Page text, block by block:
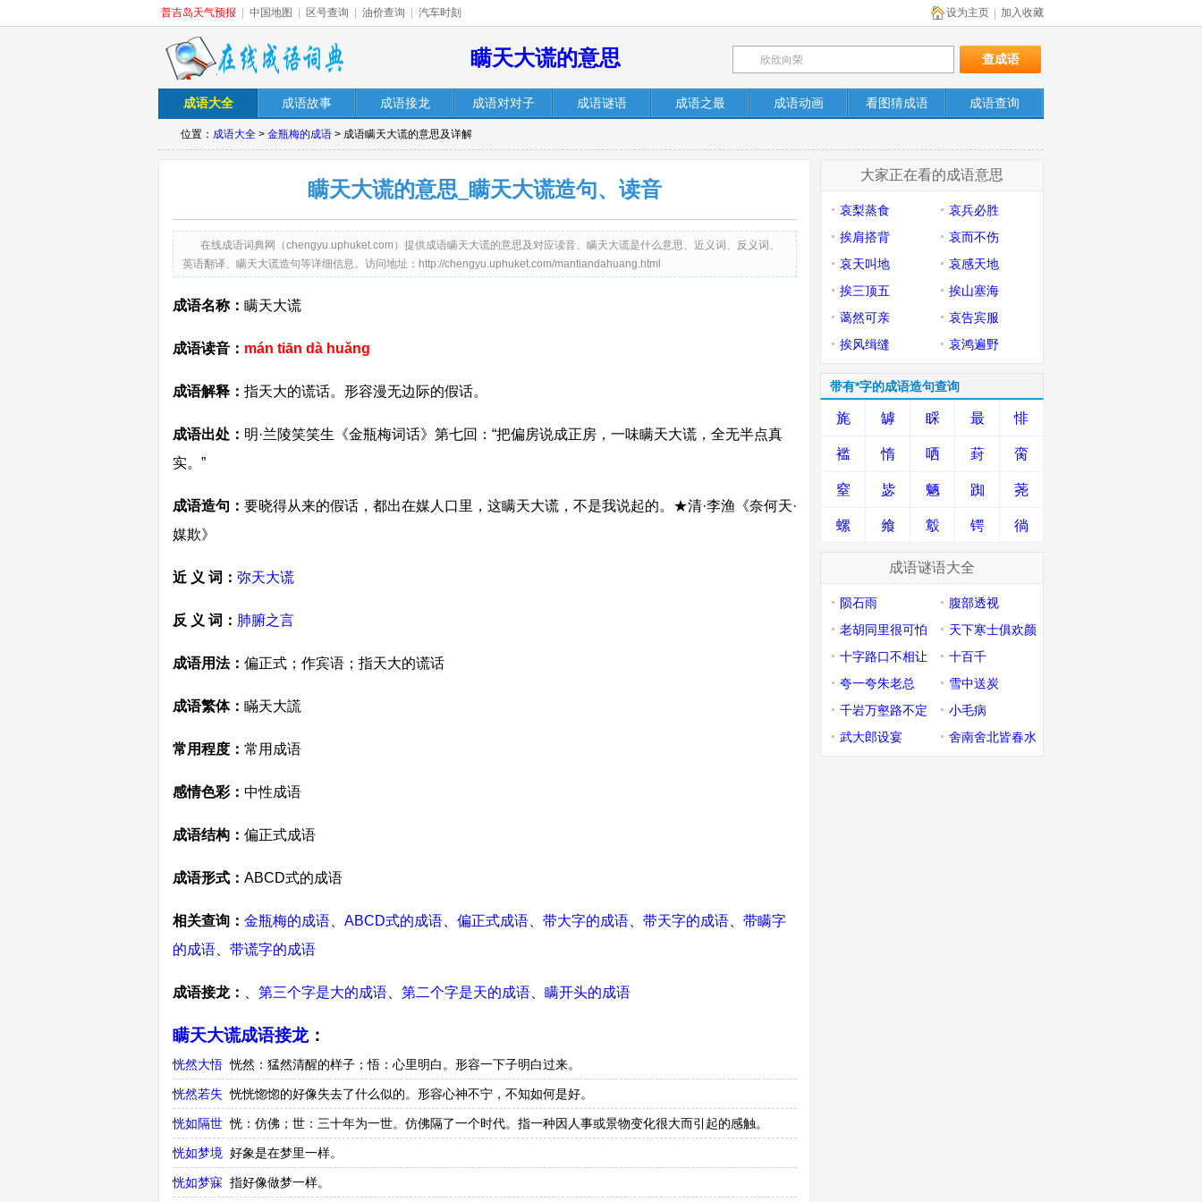
普吉岛天气预报 中国地图 区号查询 油价查询 汽车时刻 加入收藏
设为主页
瞒天大谎的意思
成语大全 成语故事 成语接龙 成语对对子 成语谜语 成语之最 成语动画 看图猜成语 成语查询
位置： 成语大全 > 金瓶梅的成语 > 成语瞒天大谎的意思及详解
瞒天大谎的意思_瞒天大谎造句、读音
在线成语词典网（chengyu.uphuket.com）提供成语瞒天大谎的意思及对应读音、瞒天大谎是什么意思、近义词、反义词、
英语翻译、瞒天大谎造句等详细信息。访问地址：http://chengyu.uphuket.com/mantiandahuang.html
成语名称： 瞒天大谎
成语读音： mán tiān dà huǎng
成语解释： 指天大的谎话。形容漫无边际的假话。
成语出处： 明·兰陵笑笑生《金瓶梅词话》第七回：“把偏房说成正房，一味瞒天大谎，全无半点真
实。”
成语造句： 要晓得从来的假话，都出在媒人口里，这瞒天大谎，不是我说起的。★清·李渔《奈何天·
媒欺》
近 义 词： 弥天大谎
反 义 词： 肺腑之言
成语用法： 偏正式；作宾语；指天大的谎话
成语繁体： 瞞天大謊
常用程度： 常用成语
感情色彩： 中性成语
成语结构： 偏正式成语
成语形式： ABCD式的成语
相关查询： 金瓶梅的成语 ABCD式的成语 偏正式成语 带大字的成语 带天字的成语
带瞒字
的成语
带谎字的成语
成语接龙： 第三个字是大的成语 第二个字是天的成语 瞒开头的成语
瞒天大谎成语接龙：
恍然大悟 恍然：猛然清醒的样子；悟：心里明白。形容一下子明白过来。
恍然若失 恍恍惚惚的好像失去了什么似的。形容心神不宁，不知如何是好。
恍如隔世 恍：仿佛；世：三十年为一世。仿佛隔了一个时代。指一种因人事或景物变化很大而引起的感触。
恍如梦境 好象是在梦里一样。
恍如梦寐 指好像做梦一样。
大家正在看的成语意思
哀梨蒸食
哀兵必胜
挨肩搭背
哀而不伤
哀天叫地
哀感天地
挨三顶五
挨山塞海
蔼然可亲
哀告宾服
挨风缉缝
哀鸿遍野
带有*字的成语造句查询
旄 罅 睬 最 悱
褴 惰 哂 葑 脔
窒 毖 魉 踟 荛
螺 飨 鷇 锷 徜
成语谜语大全
陨石雨
腹部透视
老胡同里很可怕
天下寒士俱欢颜
十字路口不相让
十百千
夸一夸朱老总
雪中送炭
千岩万壑路不定
小毛病
武大郎设宴
舍南舍北皆春水